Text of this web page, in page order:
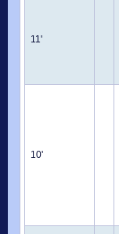
11'
10'